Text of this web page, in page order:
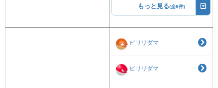
もっと見る(全8件)
ビリリダマ
ビリリダマ